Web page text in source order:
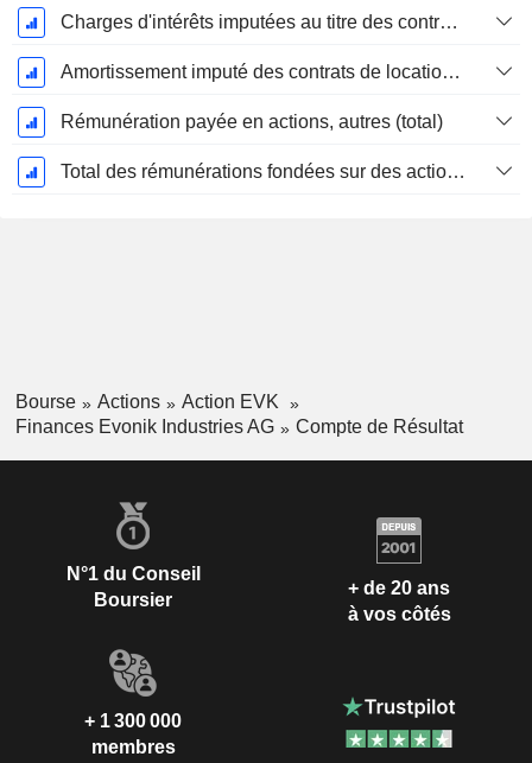
Charges d'intérêts imputées au titre des contrats de location
Amortissement imputé des contrats de location simple
Rémunération payée en actions, autres (total)
Total des rémunérations fondées sur des actions
Bourse Actions
Action EVK
Finances Evonik Industries AG
Compte de Résultat
N°1 du Conseil
Boursier
+ de 20 ans
à vos côtés
+ 1 300 000
membres